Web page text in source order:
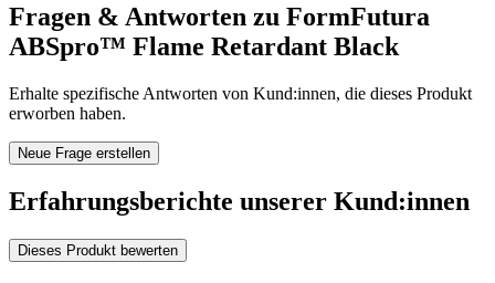
Fragen & Antworten zu FormFutura
ABSpro™ Flame Retardant Black
Erhalte spezifische Antworten von Kund:innen, die dieses Produkt
erworben haben.
Neue Frage erstellen
Erfahrungsberichte unserer Kund:innen
Dieses Produkt bewerten